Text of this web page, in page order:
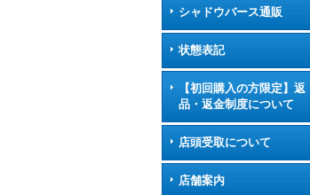
シャドウバース通販
状態表記
【初回購入の方限定】返
品・返金制度について
店頭受取について
店舗案内